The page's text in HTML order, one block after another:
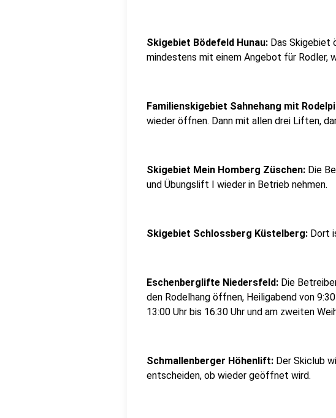
Skigebiet Bödefeld Hunau: Das Skigebiet
mindestens mit einem Angebot für Rodler,
Familienskigebiet Sahnehang mit
wieder öffnen. Dann mit allen drei Liften,
Skigebiet Mein Homberg Züschen: Die
und Übungslift I wieder in Betrieb nehmen.
Skigebiet Schlossberg Küstelberg: Dort
Eschenberglifte Niedersfeld: Die
den Rodelhang öffnen, Heiligabend von
13:00 Uhr bis 16:30 Uhr und am zweiten
Schmallenberger Höhenlift: Der Skiclub
entscheiden, ob wieder geöffnet wird.